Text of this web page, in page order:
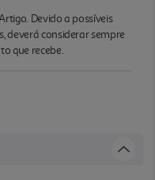
Devido a possíveis
deverá considerar sempre
que recebe.